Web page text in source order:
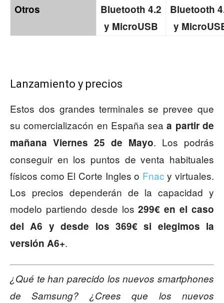
Otros
Bluetooth 4.2
y MicroUSB
Bluetooth
y
Lanzamiento y precios
Estos dos grandes terminales se prevee que
su comercializacón en España seaa partir de
mañana Viernes 25 de Mayo. Los podrás
conseguir en los puntos de venta habituales
físicos como El Corte Ingles o Fnac y virtuales.
Los precios dependerán de la capacidad y
modelo partiendo desde los299€ en el caso
del A6 y desde los 369€ si elegimos la
versión A6+.
¿Qué te han parecido los nuevos smartphones
de Samsung? ¿Crees que los nuevos